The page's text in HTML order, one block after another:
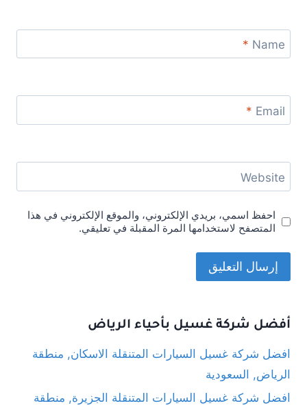
Name
*
Email
*
Website
احفظ اسمي، بريدي الإلكتروني، والموقع الإلكتروني في هذا
المتصفح لاستخدامها المرة المقبلة في تعليقي.
أفضل شركة غسيل بأحياء الرياض
افضل شركة غسيل السيارات المتنقلة الاسكان, منطقة
الرياض, السعودية
افضل شركة غسيل السيارات المتنقلة الجزيرة, منطقة